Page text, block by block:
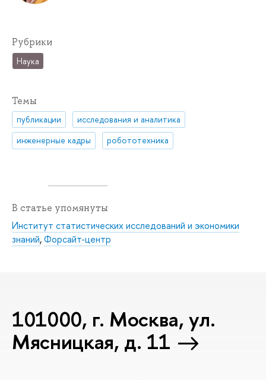
Рубрики
Наука
Темы
публикации
исследования и аналитика
инженерные кадры
робототехника
В статье упомянуты
Институт статистических исследований и экономики
знаний,Форсайт-центр
101000, г. Москва, ул.
Мясницкая, д. 11